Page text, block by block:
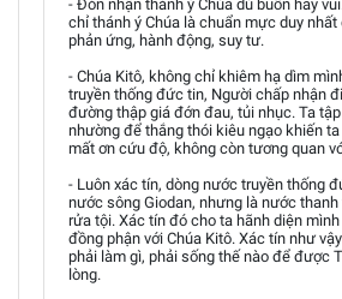
- Đón nhận thánh ý Chúa dù buồn hay
chỉ thánh ý Chúa là chuẩn mực duy
phản ứng, hành động, suy tư.
- Chúa Kitô, không chỉ khiêm hạ dìm
truyền thống đức tin, Người chấp nhận
đường thập giá đớn đau, tủi nhục. Ta
nhường để thắng thói kiêu ngạo khiến ta
mất ơn cứu độ, không còn tương quan
- Luôn xác tín, dòng nước truyền thống
nước sông Giodan, nhưng là nước
rửa tội. Xác tín đó cho ta hãnh diện
đồng phận với Chúa Kitô. Xác tín như
phải làm gì, phải sống thế nào để được
lòng.